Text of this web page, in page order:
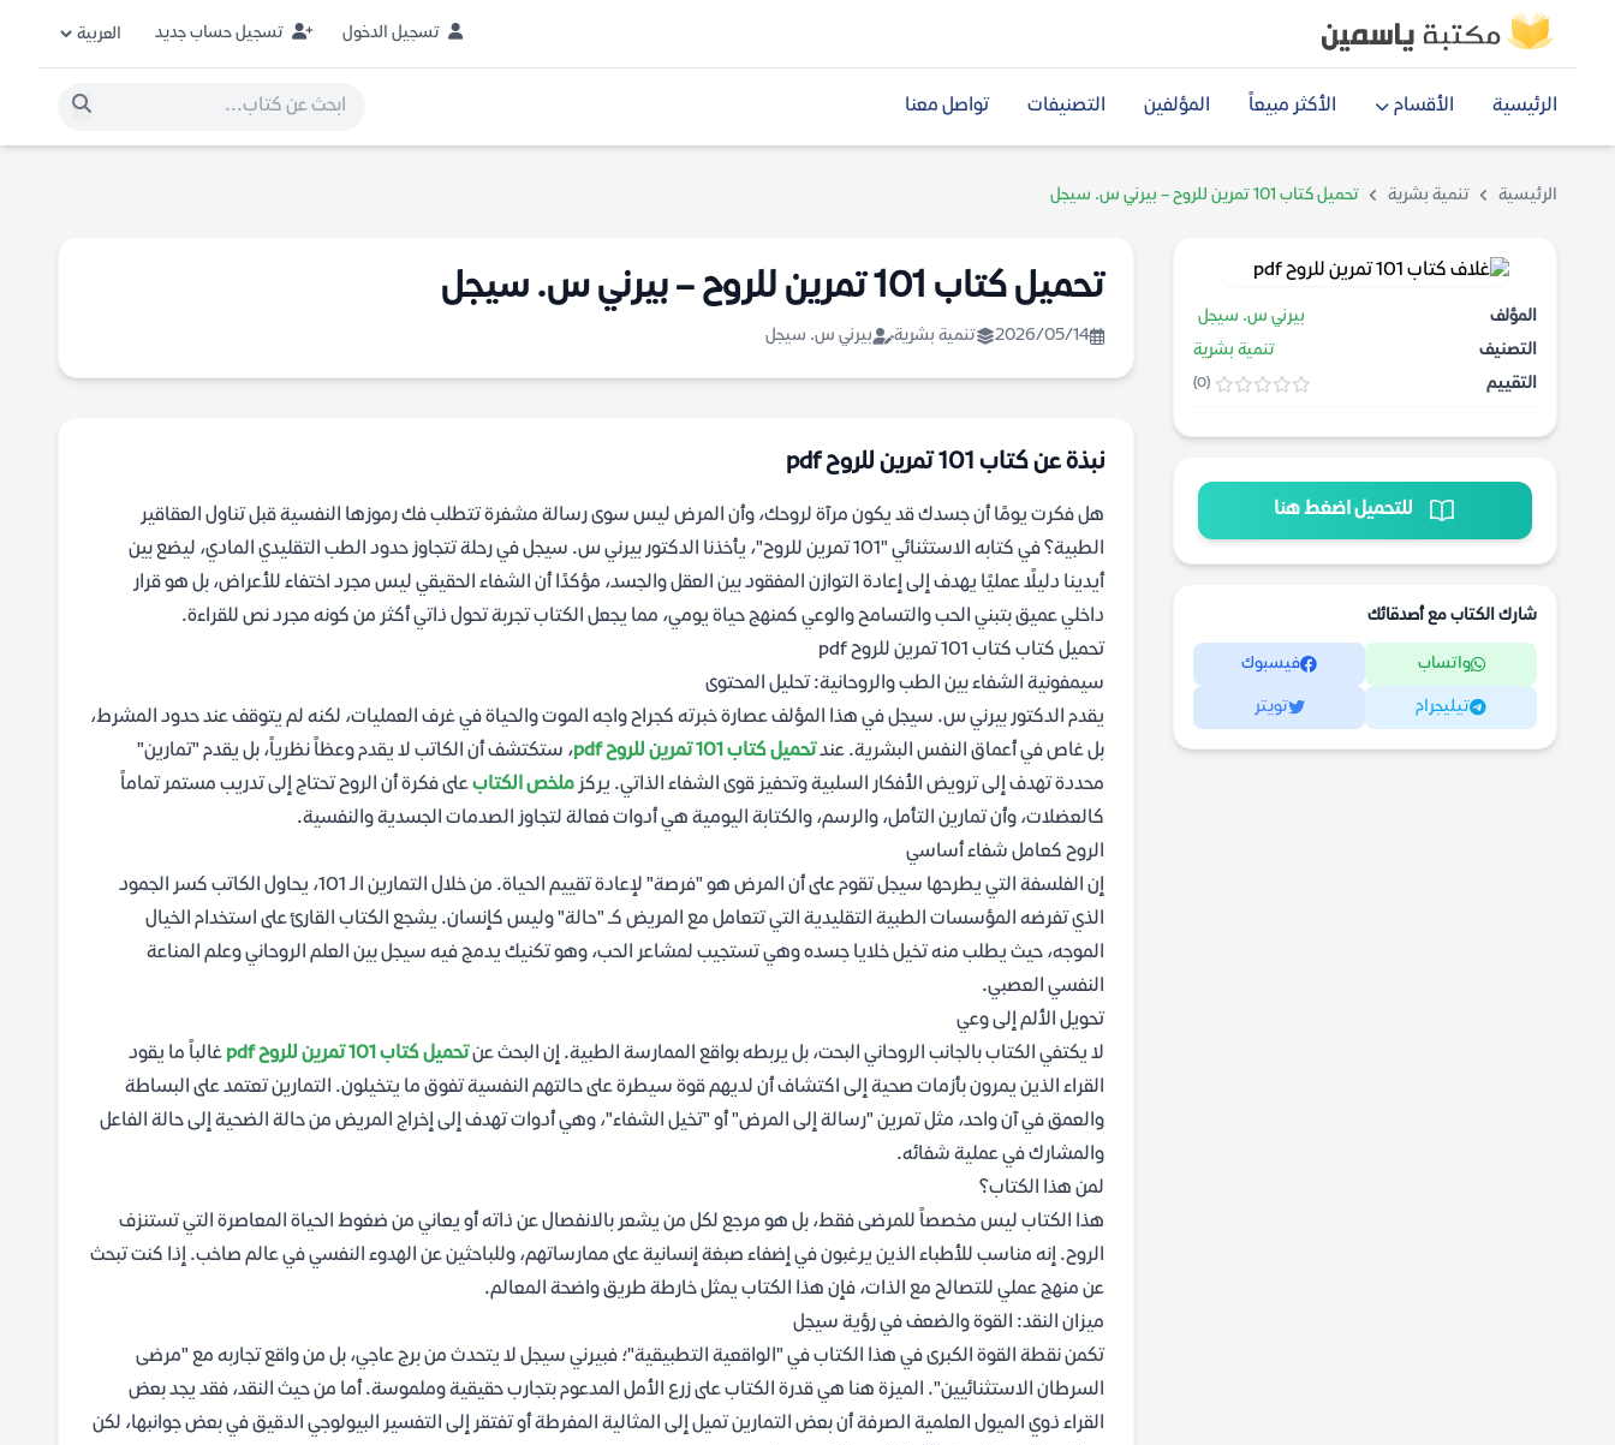
تسجيل الدخول تسجيل حساب جديد
الرئيسية الأقسام الأكثر مبيعاً المؤلفين التصنيفات تواصل معنا
الرئيسية تنمية بشرية تحميل كتاب 101 تمرين للروح – بيرني س. سيجل
المؤلف
بيرني س. سيجل
التصنيف
تنمية بشرية
التقييم
(0)
للتحميل اضغط هنا
شارك الكتاب مع أصدقائك
واتساب فيسبوك
تيليجرام تويتر
تحميل كتاب 101 تمرين للروح – بيرني س. سيجل
2026/05/14 تنمية بشرية بيرني س. سيجل
نبذة عن كتاب 101 تمرين للروح pdf
هل فكرت يومًا أن جسدك قد يكون مرآة لروحك، وأن المرض ليس سوى رسالة مشفرة تتطلب فك رموزها النفسية قبل تناول العقاقير
الطبية؟ في كتابه الاستثنائي "101 تمرين للروح"، يأخذنا الدكتور بيرني س. سيجل في رحلة تتجاوز حدود الطب التقليدي المادي، ليضع بين
أيدينا دليلًا عمليًا يهدف إلى إعادة التوازن المفقود بين العقل والجسد، مؤكدًا أن الشفاء الحقيقي ليس مجرد اختفاء للأعراض، بل هو قرار
داخلي عميق بتبني الحب والتسامح والوعي كمنهج حياة يومي، مما يجعل الكتاب تجربة تحول ذاتي أكثر من كونه مجرد نص للقراءة.
تحميل كتاب كتاب 101 تمرين للروح pdf
سيمفونية الشفاء بين الطب والروحانية: تحليل المحتوى
يقدم الدكتور بيرني س. سيجل في هذا المؤلف عصارة خبرته كجراح واجه الموت والحياة في غرف العمليات، لكنه لم يتوقف عند حدود المشرط،
بل غاص في أعماق النفس البشرية. عندتحميل كتاب 101 تمرين للروح pdf
، ستكتشف أن الكاتب لا يقدم وعظاً نظرياً، بل يقدم "تمارين"
محددة تهدف إلى ترويض الأفكار السلبية وتحفيز قوى الشفاء الذاتي. يركز ملخص الكتابعلى فكرة أن الروح تحتاج إلى تدريب مستمر تماماً
كالعضلات، وأن تمارين التأمل، والرسم، والكتابة اليومية هي أدوات فعالة لتجاوز الصدمات الجسدية والنفسية.
الروح كعامل شفاء أساسي
إن الفلسفة التي يطرحها سيجل تقوم على أن المرض هو "فرصة" لإعادة تقييم الحياة. من خلال التمارين الـ 101، يحاول الكاتب كسر الجمود
الذي تفرضه المؤسسات الطبية التقليدية التي تتعامل مع المريض كـ "حالة" وليس كإنسان. يشجع الكتاب القارئ على استخدام الخيال
الموجه، حيث يطلب منه تخيل خلايا جسده وهي تستجيب لمشاعر الحب، وهو تكنيك يدمج فيه سيجل بين العلم الروحاني وعلم المناعة
النفسي العصبي.
تحويل الألم إلى وعي
لا يكتفي الكتاب بالجانب الروحاني البحت، بل يربطه بواقع الممارسة الطبية. إن البحث عنتحميل كتاب 101 تمرين للروح pdf
غالباً ما يقود
القراء الذين يمرون بأزمات صحية إلى اكتشاف أن لديهم قوة سيطرة على حالتهم النفسية تفوق ما يتخيلون. التمارين تعتمد على البساطة
والعمق في آن واحد، مثل تمرين "رسالة إلى المرض" أو "تخيل الشفاء"، وهي أدوات تهدف إلى إخراج المريض من حالة الضحية إلى حالة الفاعل
والمشارك في عملية شفائه.
لمن هذا الكتاب؟
هذا الكتاب ليس مخصصاً للمرضى فقط، بل هو مرجع لكل من يشعر بالانفصال عن ذاته أو يعاني من ضغوط الحياة المعاصرة التي تستنزف
الروح. إنه مناسب للأطباء الذين يرغبون في إضفاء صبغة إنسانية على ممارساتهم، وللباحثين عن الهدوء النفسي في عالم صاخب. إذا كنت تبحث
عن منهج عملي للتصالح مع الذات، فإن هذا الكتاب يمثل خارطة طريق واضحة المعالم.
ميزان النقد: القوة والضعف في رؤية سيجل
تكمن نقطة القوة الكبرى في هذا الكتاب في "الواقعية التطبيقية"؛ فبيرني سيجل لا يتحدث من برج عاجي، بل من واقع تجاربه مع "مرضى
السرطان الاستثنائيين". الميزة هنا هي قدرة الكتاب على زرع الأمل المدعوم بتجارب حقيقية وملموسة. أما من حيث النقد، فقد يجد بعض
القراء ذوي الميول العلمية الصرفة أن بعض التمارين تميل إلى المثالية المفرطة أو تفتقر إلى التفسير البيولوجي الدقيق في بعض جوانبها، لكن